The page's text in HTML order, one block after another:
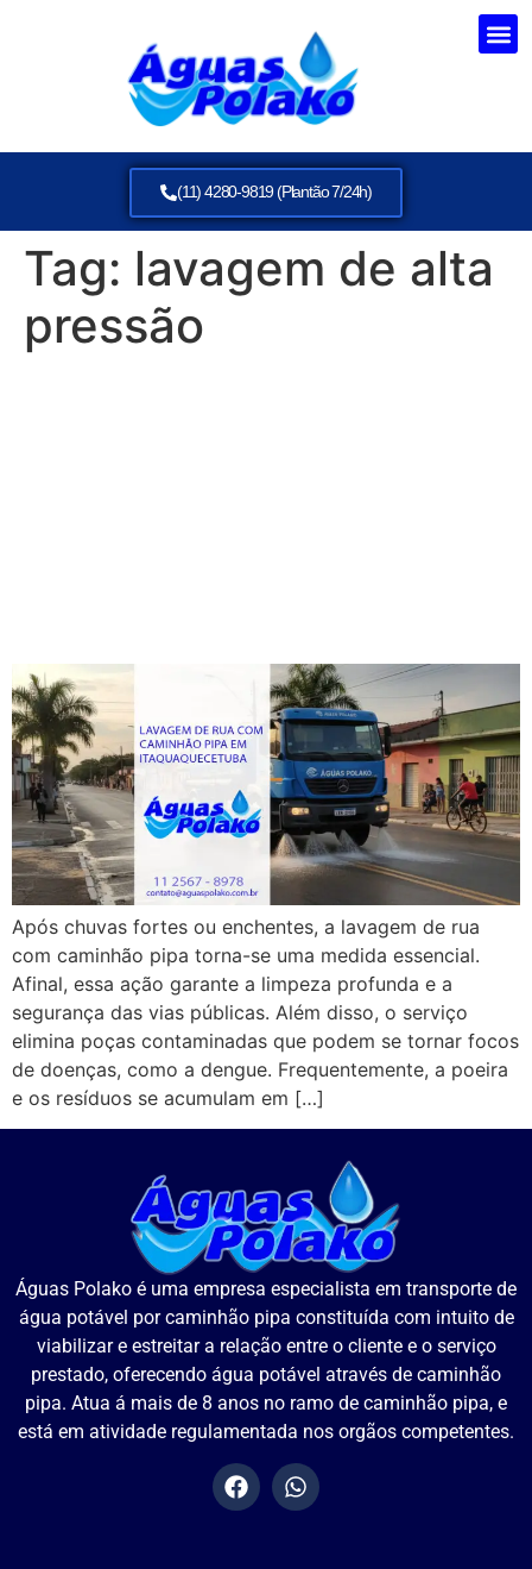
(11) 4280-9819 (Plantão 7/24h)
Tag: lavagem de alta
pressão
Após chuvas fortes ou enchentes, a lavagem de rua
com caminhão pipa torna-se uma medida essencial.
Afinal, essa ação garante a limpeza profunda e a
segurança das vias públicas. Além disso, o serviço
elimina poças contaminadas que podem se tornar focos
de doenças, como a dengue. Frequentemente, a poeira
e os resíduos se acumulam em […]
Águas Polako é uma empresa especialista em transporte de
água potável por caminhão pipa constituída com intuito de
viabilizar e estreitar a relação entre o cliente e o serviço
prestado, oferecendo água potável através de caminhão
pipa. Atua á mais de 8 anos no ramo de caminhão pipa, e
está em atividade regulamentada nos orgãos competentes.